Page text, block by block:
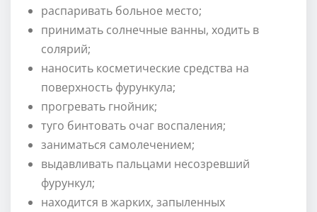
распаривать больное место;
принимать солнечные ванны, ходить в
солярий;
наносить косметические средства на
поверхность фурункула;
прогревать гнойник;
туго бинтовать очаг воспаления;
заниматься самолечением;
выдавливать пальцами несозревший
фурункул;
находится в жарких, запыленных